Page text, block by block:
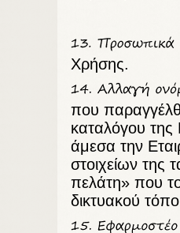
Χρήσης.
που
καταλόγου της
άμεσα την
στοιχείων της
πελάτη» που
δικτυακού